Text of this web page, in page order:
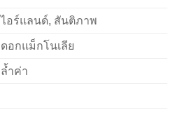
ไอร์แลนด์, สันติภาพ
ดอกแม็กโนเลีย
ล้ำค่า